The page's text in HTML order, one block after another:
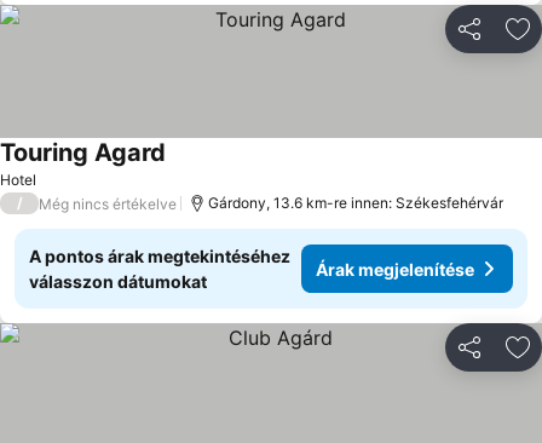
Hotel
Touring Agard
/ Még nincs értékelve Gárdony, 13.6 km-re innen: Székesfehérvár
A pontos árak megtekintéséhez
válasszon dátumokat
Árak megjelenítése